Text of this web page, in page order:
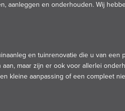
aanleggen en onderhouden. Wij
en tuinrenovatie die u van
maar zijn er ook voor allerlei
kleine aanpassing of een compleet